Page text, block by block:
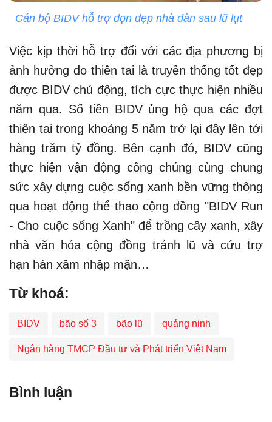
Cán bộ BIDV hỗ trợ dọn dẹp nhà dân sau lũ lụt
Việc kịp thời hỗ trợ đối với các địa phương bị
ảnh hưởng do thiên tai là truyền thống tốt đẹp
được BIDV chủ động, tích cực thực hiện nhiều
năm qua. Số tiền BIDV ủng hộ qua các đợt
thiên tai trong khoảng 5 năm trở lại đây lên tới
hàng trăm tỷ đồng. Bên cạnh đó, BIDV cũng
thực hiện vận động công chúng cùng chung
sức xây dựng cuộc sống xanh bền vững thông
qua hoạt động thể thao cộng đồng "BIDV Run
- Cho cuộc sống Xanh" để trồng cây xanh, xây
nhà văn hóa cộng đồng tránh lũ và cứu trợ
hạn hán xâm nhập mặn…
Từ khoá:
BIDV bão số 3 bão lũ quảng ninh
Ngân hàng TMCP Đầu tư và Phát triển Việt Nam
Bình luận